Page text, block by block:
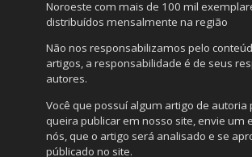
Noroeste com mais de 100 mil
distribuídos mensalmente na região
Não nos responsabilizamos pelo
artigos, a responsabilidade é de seus
autores.
Você que possuí algum artigo de autoria
queira publicar em nosso site, envie um
nós, que o artigo será analisado e se
públicado no site.